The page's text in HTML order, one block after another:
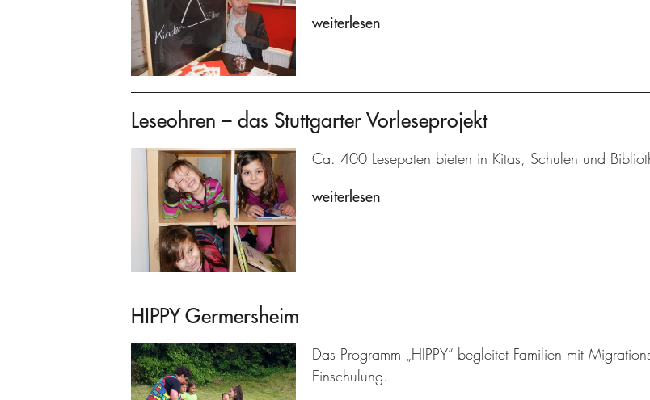
weiterlesen
Leseohren – das Stuttgarter Vorleseprojekt
Ca. 400 Lesepaten bieten in Kitas, Schulen und
weiterlesen
HIPPY Germersheim
Das Programm „HIPPY“ begleitet Familien mit
Einschulung.